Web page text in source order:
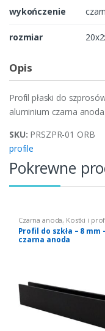
wykończenie
rozmiar
Opis
Profil płaski do
aluminium czarna
SKU: PRSZPR-01 ORB
profile
Pokrewne
Czarna anoda, Kostki i
Profile do szkła
Profil do szkła – 8 mm
czarna anoda